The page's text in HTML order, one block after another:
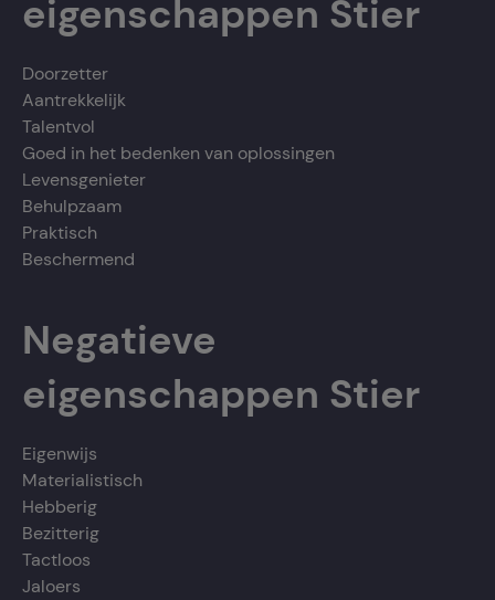
eigenschappen Stier
Doorzetter
Aantrekkelijk
Talentvol
Goed in het bedenken van oplossingen
Levensgenieter
Behulpzaam
Praktisch
Beschermend
Negatieve
eigenschappen Stier
Eigenwijs
Materialistisch
Hebberig
Bezitterig
Tactloos
Jaloers